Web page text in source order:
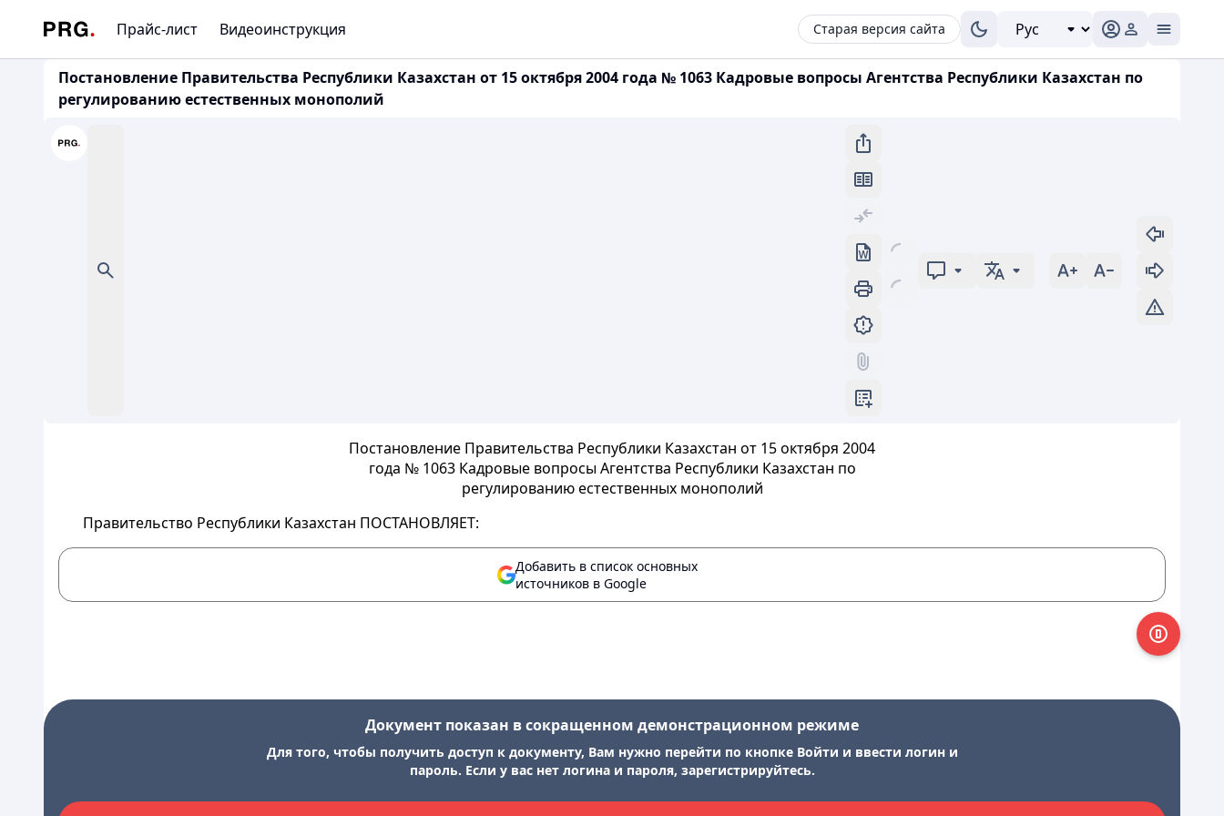
Прайс-лист Видеоинструкция Старая версия сайта
Постановление Правительства Республики Казахстан от 15 октября 2004 года № 1063 Кадровые вопросы Агентства Республики Казахстан по
регулированию естественных монополий
Постановление Правительства Республики Казахстан от 15 октября 2004
года № 1063 Кадровые вопросы Агентства Республики Казахстан по
регулированию естественных монополий
Правительство Республики Казахстан ПОСТАНОВЛЯЕТ:
Добавить в список основных
источников в Google
Документ показан в сокращенном демонстрационном режиме
Для того, чтобы получить доступ к документу, Вам нужно перейти по кнопке Войти и ввести логин и
пароль. Если у вас нет логина и пароля, зарегистрируйтесь.